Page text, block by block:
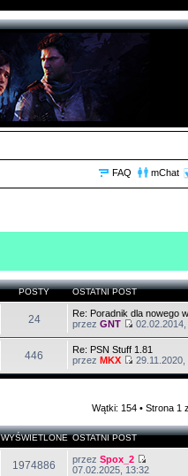
FAQ mChat
POSTY OSTATNI POST
24
Re: Poradnik dla nowego
przez GNT
446
Re: PSN Stuff 1.81
przez MKX 29.11.2020,
Wątki: 154 • Strona 1 z
WYŚWIETLONE OSTATNI POST
1974886 przez Spox_2
07.02.2025, 13:32